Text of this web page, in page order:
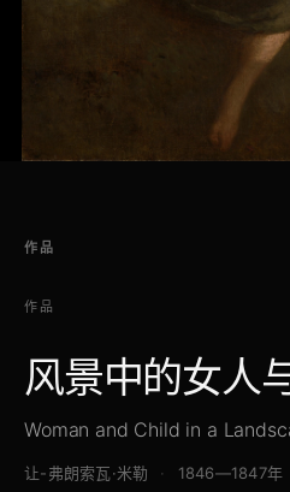
作品
作品
风景中的女人
Woman and Child in a
让-弗朗索瓦·米勒 1846—1847年